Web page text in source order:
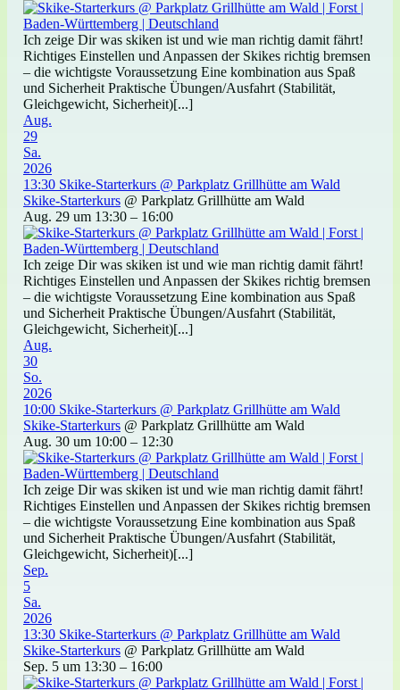
Ich zeige Dir was skiken ist und wie man richtig damit fährt!
Richtiges Einstellen und Anpassen der Skikes richtig bremsen
– die wichtigste Voraussetzung Eine kombination aus Spaß
und Sicherheit Praktische Übungen/Ausfahrt (Stabilität,
Gleichgewicht, Sicherheit)[...]
Aug.
29
Sa.
2026
13:30 Skike-Starterkurs @ Parkplatz Grillhütte am Wald
Skike-Starterkurs @ Parkplatz Grillhütte am Wald
Aug. 29 um 13:30 – 16:00
Ich zeige Dir was skiken ist und wie man richtig damit fährt!
Richtiges Einstellen und Anpassen der Skikes richtig bremsen
– die wichtigste Voraussetzung Eine kombination aus Spaß
und Sicherheit Praktische Übungen/Ausfahrt (Stabilität,
Gleichgewicht, Sicherheit)[...]
Aug.
30
So.
2026
10:00 Skike-Starterkurs @ Parkplatz Grillhütte am Wald
Skike-Starterkurs @ Parkplatz Grillhütte am Wald
Aug. 30 um 10:00 – 12:30
Ich zeige Dir was skiken ist und wie man richtig damit fährt!
Richtiges Einstellen und Anpassen der Skikes richtig bremsen
– die wichtigste Voraussetzung Eine kombination aus Spaß
und Sicherheit Praktische Übungen/Ausfahrt (Stabilität,
Gleichgewicht, Sicherheit)[...]
Sep.
5
Sa.
2026
13:30 Skike-Starterkurs @ Parkplatz Grillhütte am Wald
Skike-Starterkurs @ Parkplatz Grillhütte am Wald
Sep. 5 um 13:30 – 16:00